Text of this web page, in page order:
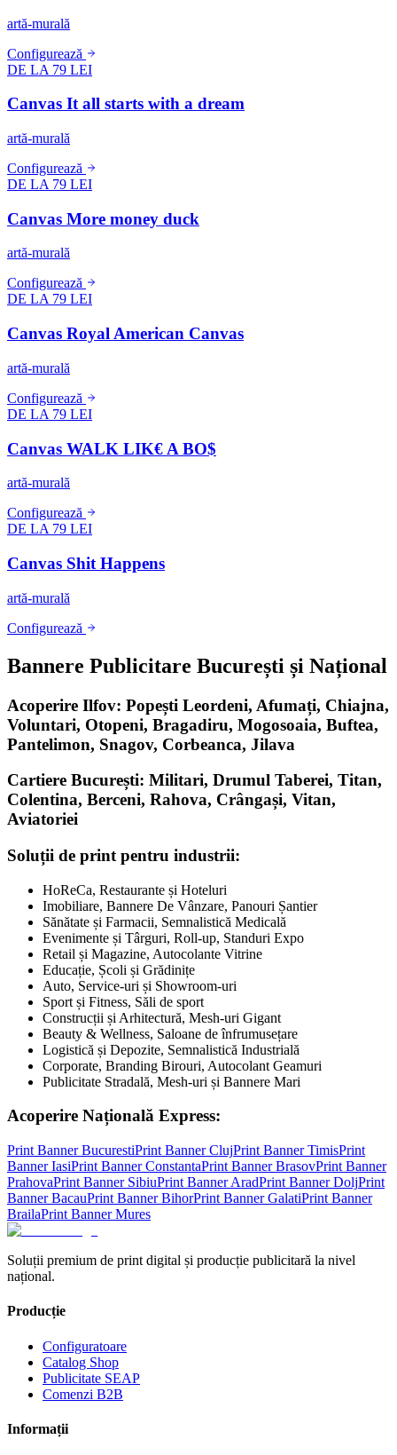
artă-murală
Configurează
DE LA 79 LEI
Canvas It all starts with a dream
artă-murală
Configurează
DE LA 79 LEI
Canvas More money duck
artă-murală
Configurează
DE LA 79 LEI
Canvas Royal American Canvas
artă-murală
Configurează
DE LA 79 LEI
Canvas WALK LIK€ A BO$
artă-murală
Configurează
DE LA 79 LEI
Canvas Shit Happens
artă-murală
Configurează
Bannere Publicitare București și Național
Acoperire Ilfov: Popești Leordeni, Afumați, Chiajna,
Voluntari, Otopeni, Bragadiru, Mogosoaia, Buftea,
Pantelimon, Snagov, Corbeanca, Jilava
Cartiere București: Militari, Drumul Taberei, Titan,
Colentina, Berceni, Rahova, Crângași, Vitan,
Aviatoriei
Soluții de print pentru industrii:
HoReCa, Restaurante și Hoteluri
Imobiliare, Bannere De Vânzare, Panouri Șantier
Sănătate și Farmacii, Semnalistică Medicală
Evenimente și Târguri, Roll-up, Standuri Expo
Retail și Magazine, Autocolante Vitrine
Educație, Școli și Grădinițe
Auto, Service-uri și Showroom-uri
Sport și Fitness, Săli de sport
Construcții și Arhitectură, Mesh-uri Gigant
Beauty & Wellness, Saloane de înfrumusețare
Logistică și Depozite, Semnalistică Industrială
Corporate, Branding Birouri, Autocolant Geamuri
Publicitate Stradală, Mesh-uri și Bannere Mari
Acoperire Națională Express:
Print BannerBucurestiPrint BannerClujPrint BannerTimisPrint
BannerIasiPrint BannerConstantaPrint BannerBrasovPrint Banner
PrahovaPrint Banner SibiuPrint BannerAradPrint BannerDoljPrint
BannerBacauPrint BannerBihorPrint BannerGalatiPrint Banner
BrailaPrint BannerMures
Soluții premium de print digital și producție publicitară la nivel
național.
Producție
Configuratoare
Catalog Shop
Publicitate SEAP
Comenzi B2B
Informații